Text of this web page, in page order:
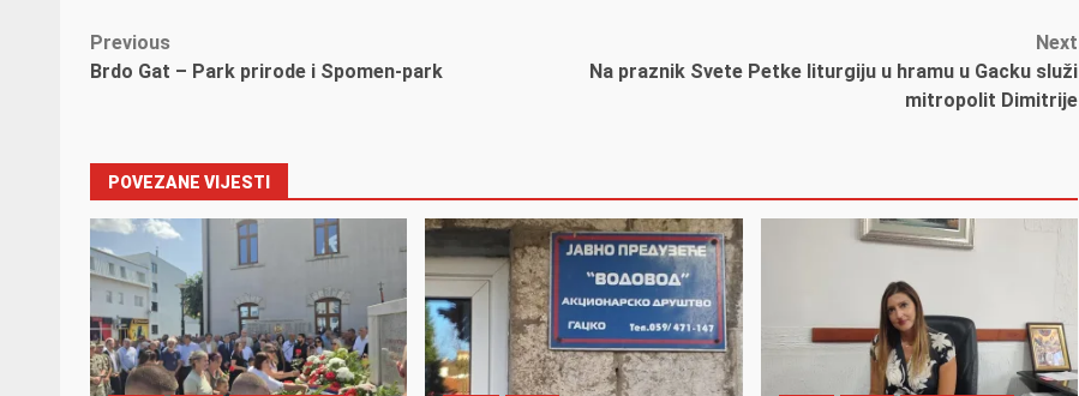
Post
Previous
Brdo Gat – Park prirode i Spomen-park
Next
Na praznik Svete Petke liturgiju u hramu u Gacku služi
mitropolit Dimitrije
POVEZANE VIJESTI